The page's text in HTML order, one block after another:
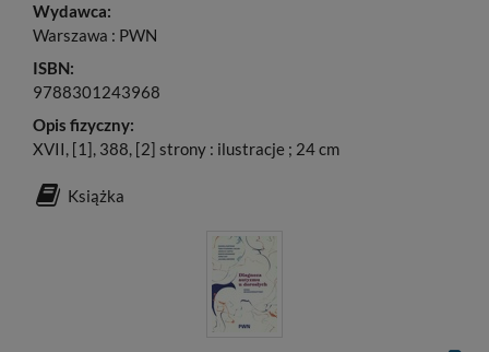
Wydawca:
Warszawa : PWN
ISBN:
9788301243968
Opis fizyczny:
XVII, [1], 388, [2] strony : ilustracje ; 24 cm
Książka